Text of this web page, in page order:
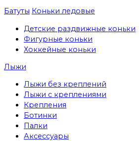
Батуты Коньки ледовые
Детские раздвижные коньки
Фигурные коньки
Хоккейные коньки
Лыжи
Лыжи без креплений
Лыжи с креплениями
Крепления
Ботинки
Палки
Аксессуары